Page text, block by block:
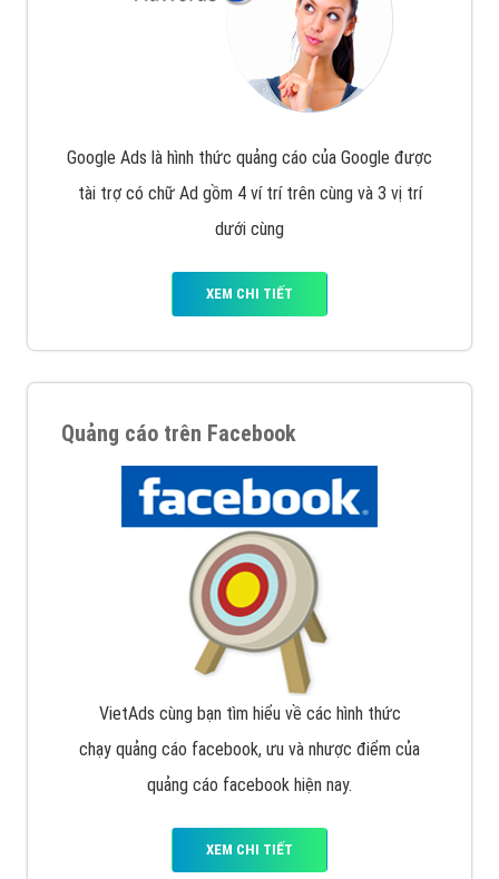
Google Ads là hình thức quảng cáo của Google được
tài trợ có chữ Ad gồm 4 ví trí trên cùng và 3 vị trí
dưới cùng
XEM CHI TIẾT
Quảng cáo trên Facebook
VietAds cùng bạn tìm hiểu về các hình thức
chạy quảng cáo facebook, ưu và nhược điểm của
quảng cáo facebook hiện nay.
XEM CHI TIẾT